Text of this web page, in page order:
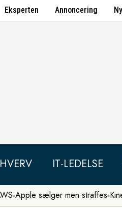
Eksperten Annoncering
IT-LEDELSE
Apple sælger men straffes